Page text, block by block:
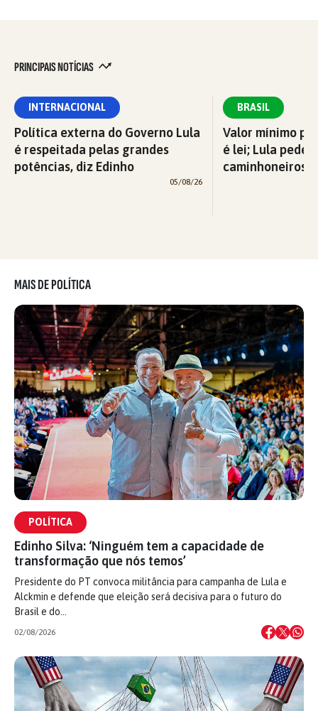
PRINCIPAIS NOTÍCIAS
INTERNACIONAL
Política externa do Governo Lula
é respeitada pelas grandes
potências, diz Edinho
05/08/26
BRASIL
Valor mínimo
é lei; Lula pede
caminhoneiros
MAIS DE POLÍTICA
POLÍTICA
Edinho Silva: ‘Ninguém tem a capacidade de
transformação que nós temos’
Presidente do PT convoca militância para campanha de Lula e
Alckmin e defende que eleição será decisiva para o futuro do
Brasil e do…
02/08/2026